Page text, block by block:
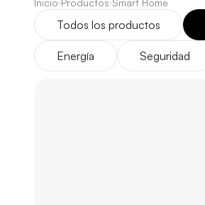
Inicio Productos Smart Home
Todos los productos
Energía Seguridad